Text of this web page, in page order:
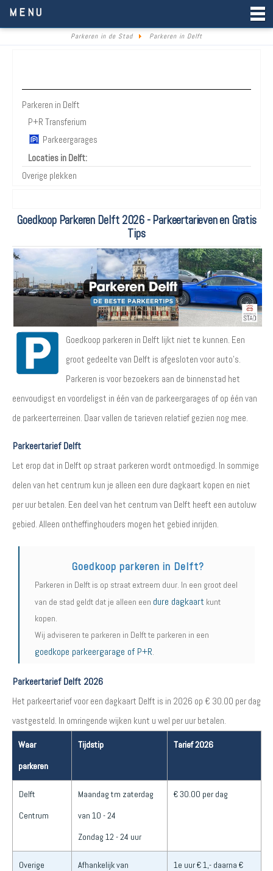
MENU
Parkeren in de Stad Parkeren in Delft
Parkeren in Delft
P+R Transferium
Parkeergarages
Locaties in Delft:
Overige plekken
Goedkoop Parkeren Delft 2026 - Parkeertarieven en Gratis
Tips
Goedkoop parkeren in Delft lijkt niet te kunnen. Een
groot gedeelte van Delft is afgesloten voor auto's.
Parkeren is voor bezoekers aan de binnenstad het
eenvoudigst en voordeligst in één van de parkeergarages of op één van
de parkeerterreinen. Daar vallen de tarieven relatief gezien nog mee.
Parkeertarief Delft
Let erop dat in Delft op straat parkeren wordt ontmoedigd. In sommige
delen van het centrum kun je alleen een dure dagkaart kopen en niet
per uur betalen. Een deel van het centrum van Delft heeft een autoluw
gebied. Alleen ontheffinghouders mogen het gebied inrijden.
Goedkoop parkeren in Delft?
Parkeren in Delft is op straat extreem duur. In een groot deel
van de stad geldt dat je alleen een dure dagkaart kunt
kopen.
Wij adviseren te parkeren in Delft te parkeren in een
goedkope parkeergarage of P+R
Parkeertarief Delft 2026
Het parkeertarief voor een dagkaart Delft is in 2026 op € 30.00 per dag
vastgesteld. In omringende wijken kunt u wel per uur betalen.
Waar
parkeren
Tijdstip Tarief 2026
Delft
Centrum
Maandag tm zaterdag
van 10 - 24
Zondag 12 - 24 uur
€ 30.00 per dag
Overige
Afhankelijk van
1e uur € 1,- daarna €